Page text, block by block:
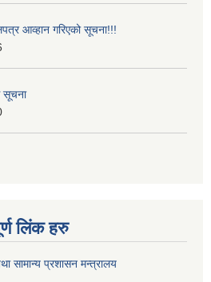
आव्हान गरिएको सूचना!!!
सूचना
लिंक हरु
सामान्य प्रशासन मन्त्रालय